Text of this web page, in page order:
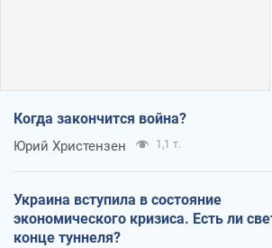
Когда закончится война?
Юрий Христензен 1,1 т.
Украина вступила в состояние
экономического кризиса. Есть ли
конце туннеля?